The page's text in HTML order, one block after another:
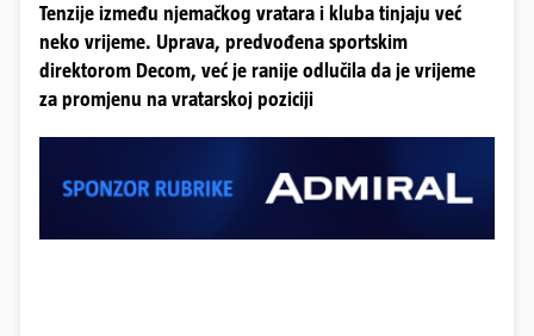
Tenzije između njemačkog vratara i kluba tinjaju već
neko vrijeme. Uprava, predvođena sportskim
direktorom Decom, već je ranije odlučila da je vrijeme
za promjenu na vratarskoj poziciji